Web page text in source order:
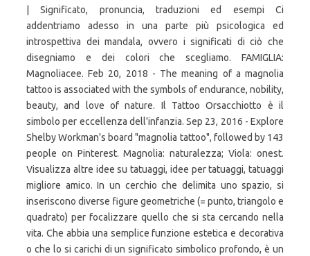
| Significato, pronuncia, traduzioni ed esempi Ci
addentriamo adesso in una parte più psicologica ed
introspettiva dei mandala, ovvero i significati di ciò che
disegniamo e dei colori che scegliamo. FAMIGLIA:
Magnoliacee. Feb 20, 2018 - The meaning of a magnolia
tattoo is associated with the symbols of endurance, nobility,
beauty, and love of nature. Il Tattoo Orsacchiotto è il
simbolo per eccellenza dell'infanzia. Sep 23, 2016 - Explore
Shelby Workman's board "magnolia tattoo", followed by 143
people on Pinterest. Magnolia: naturalezza; Viola: onest.
Visualizza altre idee su tatuaggi, idee per tatuaggi, tatuaggi
migliore amico. In un cerchio che delimita uno spazio, si
inseriscono diverse figure geometriche (= punto, triangolo e
quadrato) per focalizzare quello che si sta cercando nella
vita. Che abbia una semplice funzione estetica e decorativa
o che lo si carichi di un significato simbolico profondo, è un